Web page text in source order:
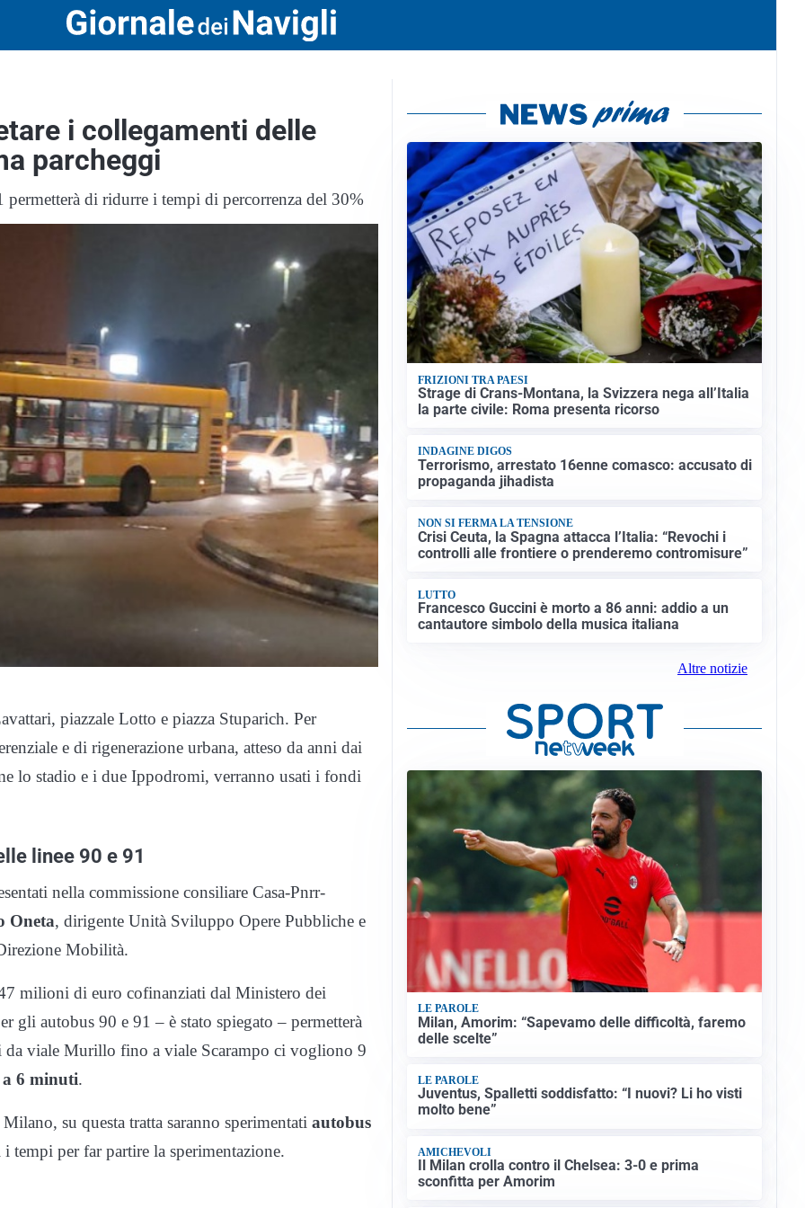
i collegamenti delle
parcheggi
di ridurre i tempi di percorrenza del 30%
piazzale Lotto e piazza Stuparich. Per
e di rigenerazione urbana, atteso da anni dai
lo stadio e i due Ippodromi, verranno usati i fondi
linee 90 e 91
nella commissione consiliare Casa-Pnrr-
Oneta, dirigente Unità Sviluppo Opere Pubbliche e
Mobilità.
milioni di euro cofinanziati dal Ministero dei
gli autobus 90 e 91 – è stato spiegato – permetterà
da viale Murillo fino a viale Scarampo ci vogliono 9
6 minuti.
su questa tratta saranno sperimentati autobus
tempi per far partire la sperimentazione.
FRIZIONI TRA PAESI
Strage di Crans-Montana, la Svizzera nega all’Italia
la parte civile: Roma presenta ricorso
INDAGINE DIGOS
Terrorismo, arrestato 16enne comasco: accusato di
propaganda jihadista
NON SI FERMA LA TENSIONE
Crisi Ceuta, la Spagna attacca l’Italia: “Revochi i
controlli alle frontiere o prenderemo contromisure”
LUTTO
Francesco Guccini è morto a 86 anni: addio a un
cantautore simbolo della musica italiana
Altre notizie
LE PAROLE
Milan, Amorim: “Sapevamo delle difficoltà, faremo
delle scelte”
LE PAROLE
Juventus, Spalletti soddisfatto: “I nuovi? Li ho visti
molto bene”
AMICHEVOLI
Il Milan crolla contro il Chelsea: 3-0 e prima
sconfitta per Amorim